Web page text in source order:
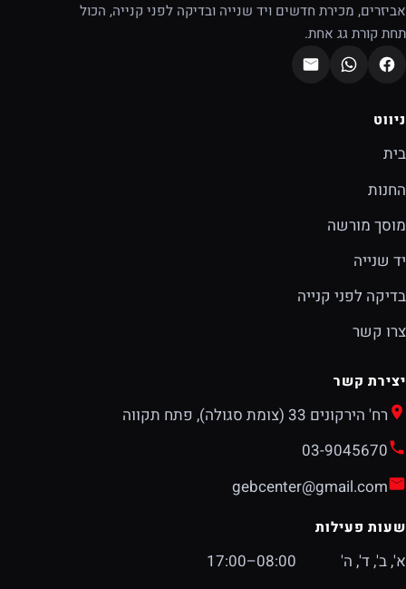
אביזרים, מכירת חדשים ויד שנייה ובדיקה לפני קנייה, הכול
תחת קורת גג אחת.
ניווט
בית
החנות
מוסך מורשה
יד שנייה
בדיקה לפני קנייה
צרו קשר
יצירת קשר
רח' הירקונים 33 (צומת סגולה), פתח תקווה
03-9045670
gebcenter@gmail.com
שעות פעילות
א', ב', ד', ה'
08:00–17:00